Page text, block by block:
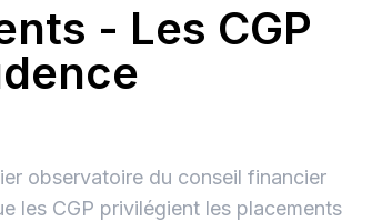
- Les CGP
observatoire du conseil financier
les CGP privilégient les placements